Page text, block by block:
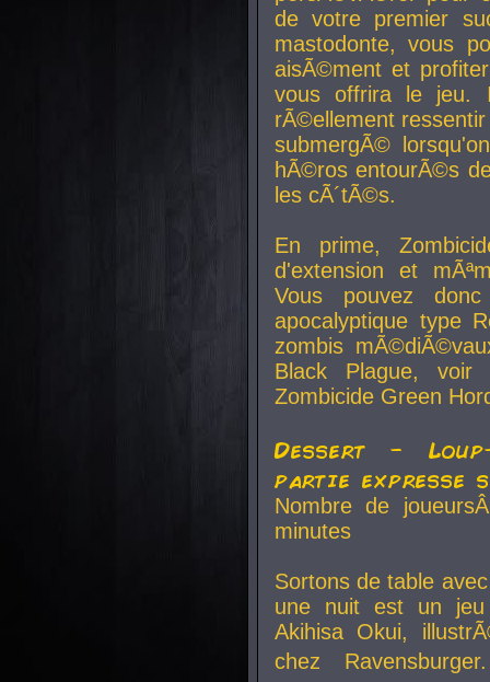
de votre premier
mastodonte, vous
aisÃ©ment et
vous offrira le jeu.
rÃ©ellement
submergÃ©
hÃ©ros entourÃ©s
les cÃ´tÃ©s.
En prime,
d'extension et
Vous pouvez
apocalyptique type
zombis
Black Plague,
Zombicide Green
Dessert -
partie expresse
Nombre de
minutes
Sortons de table
une nuit est un
Akihisa Okui,
chez